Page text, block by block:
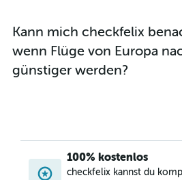
Flüge von Krakau nach Wien
Flüge von Lissabon nach Wien
Flüge von Warschau-Modlin nach
Flüge von London Gatwick nach
Flüge von London City nach Wien
Kann mich checkfelix
wenn Flüge von Europa
günstiger werden?
100% kostenlos
checkfelix kannst du